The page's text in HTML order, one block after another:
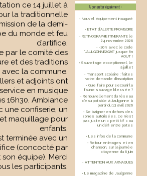
A consulter également :
• Nouvel équipement inauguré
• ETAT d’ALERTE PROVISOIRE
• RETINOGRAPHIE ITINERANTE le
24 novembre 2026
• -30% avec le code
“JAULGONNE2026” jusque fin
AOUT !
• Sauvetage exceptionnel, le
5 juillet
• Transport scolaire : faites
votre demande d’inscription
• Que faire pour secourir la
faune sauvage blessée ?
• Renouvellement du réseau
d’eau potable à Jaulgonne à
partir du 13 avril 2026
• Se baigner en dehors des
zones autorisées, ce n’est
pas juste un « petit kif » ou
un défi entre potes
• Les infos de la commune
• Retour en images et en
chanson, sur la journée
citoyenne du 6 juin
• ATTENTION AUX ARNAQUES
• Le magazine de Jaulgonne
ce 14 juillet à
la traditionnelle
de la demi-
du monde et feu
d’artifice.
par le comité des
et des traditions
la commune.
et adjoints ont
en musique
16h30. Ambiance
une confiserie, un
maquillage pour
enfants.
terminée avec un
(concocté par
équipe). Merci
les participants.